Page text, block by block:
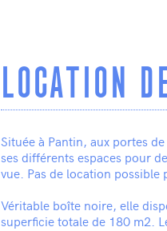
LOCATION
Située à Pantin, aux portes
ses différents espaces pour
vue. Pas de location possible
Véritable boîte noire, elle
superficie totale de 180 m2.